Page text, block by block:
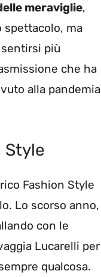
meraviglie,
spettacolo, ma
più
che ha
alla pandemia
Style
Fashion Style
Lo scorso anno,
con le
Lucarelli per
qualcosa.